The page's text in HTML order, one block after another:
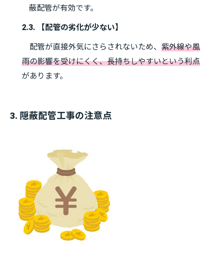
蔽配管が有効です。
2.3. 【配管の劣化が少ない】
配管が直接外気にさらされないため、 紫外線や風
雨の影響を受けにくく、長持ちしやすいという利点
があります。
3. 隠蔽配管工事の注意点